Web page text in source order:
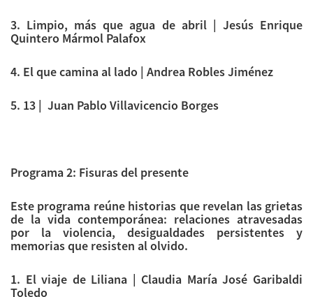
3. Limpio, más que agua de abril | Jesús Enrique
Quintero Mármol Palafox
4. El que camina al lado | Andrea Robles Jiménez
5. 13 | Juan Pablo Villavicencio Borges
Programa 2: Fisuras del presente
Este programa reúne historias que revelan las grietas
de la vida contemporánea: relaciones atravesadas
por la violencia, desigualdades persistentes y
memorias que resisten al olvido.
1. El viaje de Liliana | Claudia María José Garibaldi
Toledo